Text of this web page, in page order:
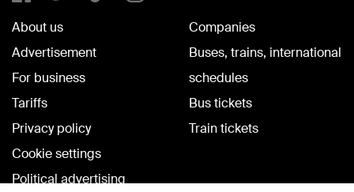
About us
Advertisement
For business
Tariffs
Privacy policy
Cookie settings
Political advertising
Companies
Buses, trains, international
schedules
Bus tickets
Train tickets